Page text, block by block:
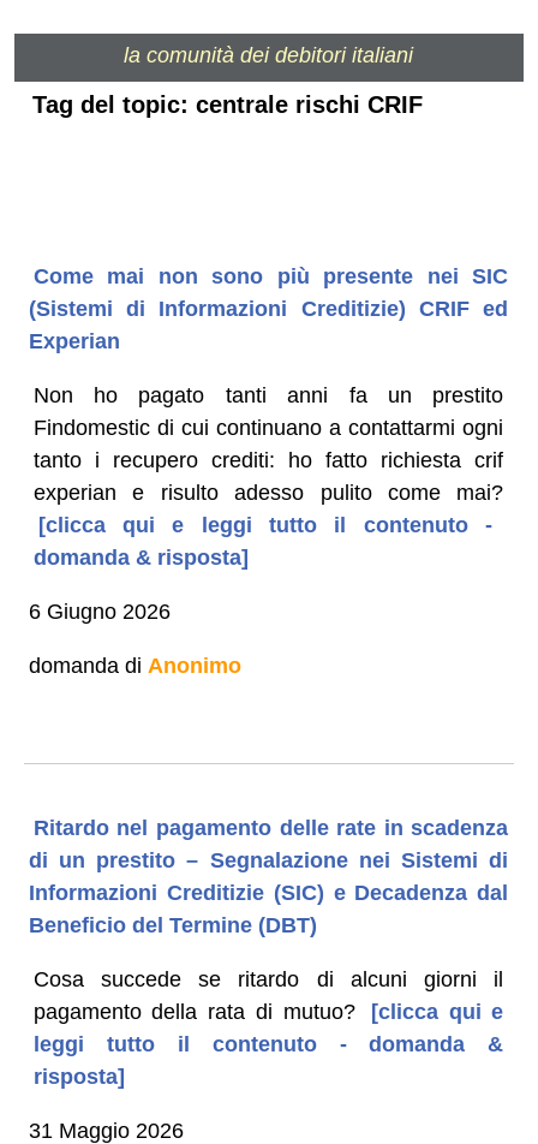
la comunità dei debitori italiani
Tag del topic: centrale rischi CRIF
Come mai non sono più presente nei SIC
(Sistemi di Informazioni Creditizie) CRIF ed
Experian
Non ho pagato tanti anni fa un prestito
Findomestic di cui continuano a contattarmi ogni
tanto i recupero crediti: ho fatto richiesta crif
experian e risulto adesso pulito come mai?
[clicca qui e leggi tutto il contenuto -
domanda & risposta]
6 Giugno 2026
domanda di Anonimo
Ritardo nel pagamento delle rate in scadenza
di un prestito – Segnalazione nei Sistemi di
Informazioni Creditizie (SIC) e Decadenza dal
Beneficio del Termine (DBT)
Cosa succede se ritardo di alcuni giorni il
pagamento della rata di mutuo?
[clicca qui e
leggi tutto il contenuto - domanda &
risposta]
31 Maggio 2026